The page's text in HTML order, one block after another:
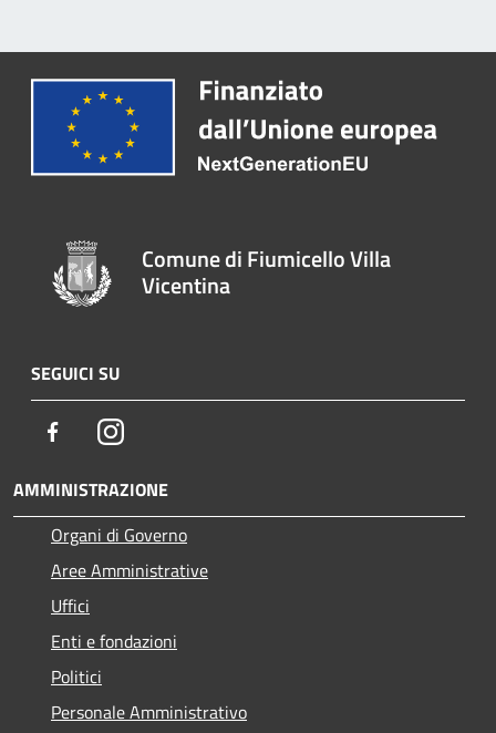
Comune di Fiumicello Villa
Vicentina
SEGUICI SU
FacebookInstagram
AMMINISTRAZIONE
Organi di Governo
Aree Amministrative
Uffici
Enti e fondazioni
Politici
Personale Amministrativo